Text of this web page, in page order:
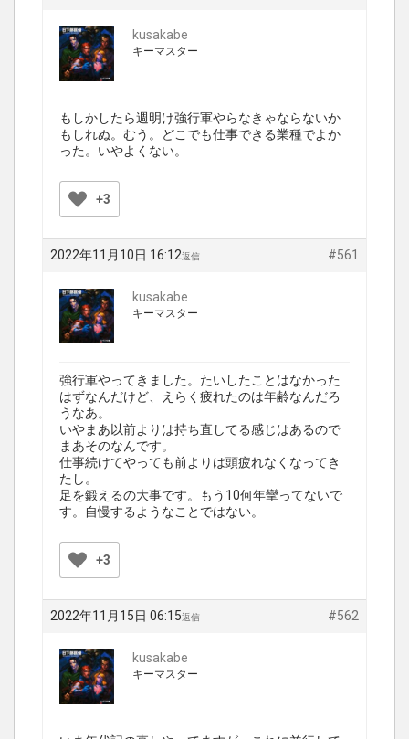
kusakabe
キーマスター
もしかしたら週明け強行軍やらなきゃならないか
もしれぬ。むう。どこでも仕事できる業種でよか
った。いやよくない。
+3
2022年11月10日 16:12 #561
返信
kusakabe
キーマスター
強行軍やってきました。たいしたことはなかった
はずなんだけど、えらく疲れたのは年齢なんだろ
うなあ。
いやまあ以前よりは持ち直してる感じはあるので
まあそのなんです。
仕事続けてやっても前よりは頭疲れなくなってき
たし。
足を鍛えるの大事です。もう10何年攣ってないで
す。自慢するようなことではない。
+3
2022年11月15日 06:15 #562
返信
kusakabe
キーマスター